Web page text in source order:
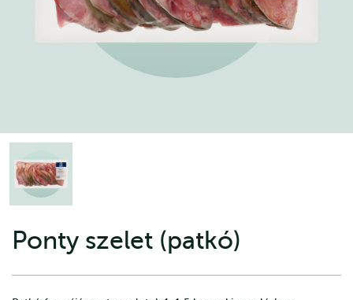
Ponty szelet (patkó)